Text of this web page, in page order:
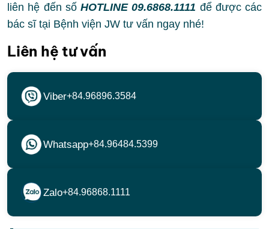
liên hệ đến số HOTLINE 09.6868.1111 để được các
bác sĩ tại Bệnh viện JW tư vấn ngay nhé!
Liên hệ tư vấn
Viber+84.96896.3584
Whatsapp+84.96484.5399
Zalo+84.96868.1111